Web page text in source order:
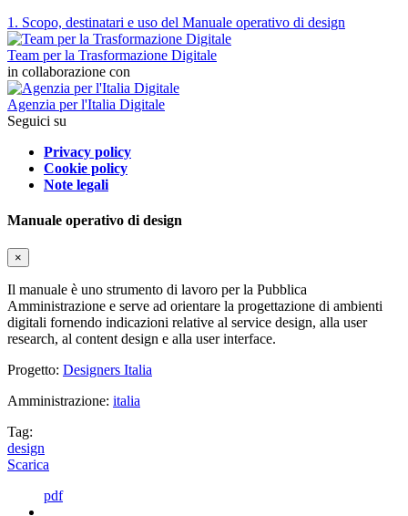
1. Scopo, destinatari e uso del Manuale operativo di design
Team per la Trasformazione Digitale
in collaborazione con
Agenzia per l'Italia Digitale
Seguici su
Privacy policy
Cookie policy
Note legali
Manuale operativo di design
×
Il manuale è uno strumento di lavoro per la Pubblica
Amministrazione e serve ad orientare la progettazione di ambienti
digitali fornendo indicazioni relative al service design, alla user
research, al content design e alla user interface.
Progetto: Designers Italia
Amministrazione: italia
Tag:
design
Scarica
pdf